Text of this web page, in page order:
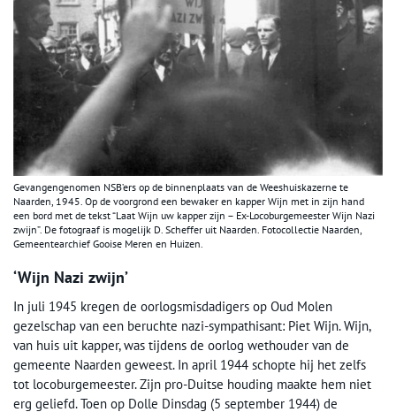
Gevangengenomen NSB’ers op de binnenplaats van de Weeshuiskazerne te
Naarden, 1945. Op de voorgrond een bewaker en kapper Wijn met in zijn hand
een bord met de tekst “Laat Wijn uw kapper zijn – Ex-Locoburgemeester Wijn Nazi
zwijn”. De fotograaf is mogelijk D. Scheffer uit Naarden. Fotocollectie Naarden,
Gemeentearchief Gooise Meren en Huizen.
‘Wijn Nazi zwijn’
In juli 1945 kregen de oorlogsmisdadigers op Oud Molen
gezelschap van een beruchte nazi-sympathisant: Piet Wijn. Wijn,
van huis uit kapper, was tijdens de oorlog wethouder van de
gemeente Naarden geweest. In april 1944 schopte hij het zelfs
tot locoburgemeester. Zijn pro-Duitse houding maakte hem niet
erg geliefd. Toen op Dolle Dinsdag (5 september 1944) de